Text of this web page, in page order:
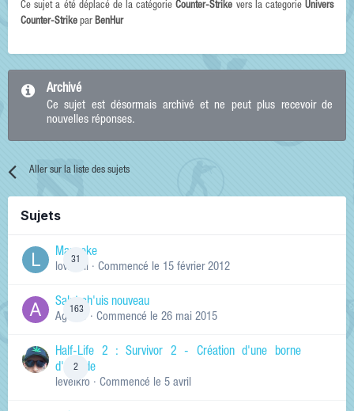
Ce sujet a été déplacé de la catégorieCounter-Strike vers la categorieUnivers
Counter-Strike par BenHur
Archivé
Ce sujet est désormais archivé et ne peut plus recevoir de
nouvelles réponses.
Aller sur la liste des sujets
Sujets
31
Manneke
lowskill · Commencé le 15 février 2012
163
Salut ch'uis nouveau
Ag0Nie · Commencé le 26 mai 2015
2
Half-Life 2 : Survivor 2 - Création d'une borne
d'arcade
levelkro · Commencé le 5 avril